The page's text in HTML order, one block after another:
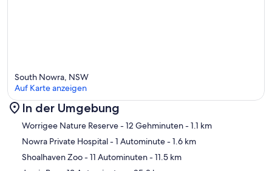
Karte
South Nowra, NSW
Auf Karte anzeigen
In der Umgebung
Worrigee Nature Reserve- 12 Gehminuten- 1.1 km
Nowra Private Hospital- 1 Autominute- 1.6 km
Shoalhaven Zoo- 11 Autominuten- 11.5 km